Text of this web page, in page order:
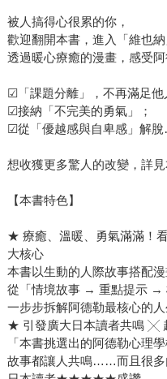
被人搞得心很累的你，
歡迎翻開本書，進入「維也納
透過暖心療癒的漫畫，感受
☑「課題分離」，不再滿足他
☑接納「不完美的勇氣」；
☑從「優越感與自卑感」解
想收獲更多驚人的改變，詳見
【本書特色】
★ 療癒、溫暖、勇氣滿滿！
大核心
本書以生動的人際故事搭配漫
從「情境故事 → 重點提示 →
一步步拆解阿德勒最核心的
★ 引發廣大日本讀者共鳴 ╳
「本書挑選出的阿德勒心理
故事都讓人共鳴……而且很